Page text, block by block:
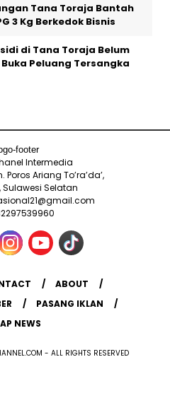
Tana Toraja Bantah
3 Kg Berkedok Bisnis
di Tana Toraja Belum
Peluang Tersangka
Intermedia
Ariang To’ra’da’,
Selatan
ABOUT
PASANG IKLAN
NEWS
- ALL RIGHTS RESERVED